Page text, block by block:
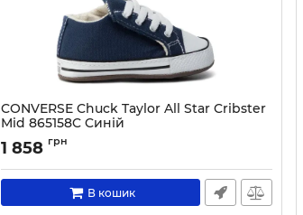
CONVERSE Chuck Taylor All Star Cribster
Mid 865158C Cиній
Артикул: 0000206328007-20
1 858 грн
В кошик